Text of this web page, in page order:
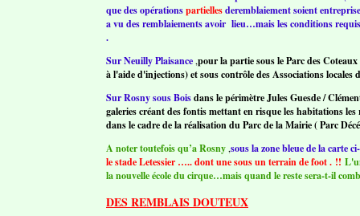
que des opérationspartiellesderemblaiement soient
a vu des remblaiements avoir lieu…mais les conditions
.
Sur Neuilly Plaisance ,pour la partie sous le Parc des
à l'aide d'injections) et sous contrôle des Associations locales
Sur Rosny sous Boisdans le périmètre Jules Guesde /
galeries créant des fontis mettant en risque les habitations
dans le cadre de la réalisation du Parc de la Mairie ( Parc
A noter toutefois qu’a Rosny ,sous la zone bleue de la carte
le stade Letessier ….. dont une sous un terrain de foot . !!
la nouvelle école du cirque…mais quand le reste sera-t-il
DES REMBLAIS DOUTEUX